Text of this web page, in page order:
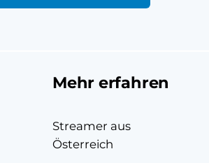
Mehr erfahren
Streamer aus
Österreich